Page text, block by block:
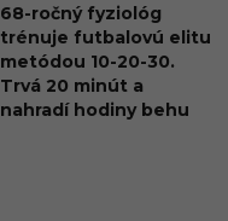
68-ročný fyziológ
trénuje futbalovú elitu
metódou 10-20-30.
Trvá 20 minút a
nahradí hodiny behu